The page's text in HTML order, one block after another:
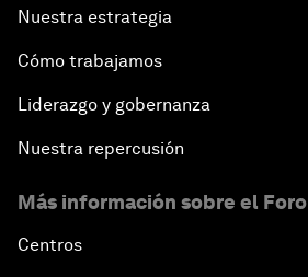
Nuestra estrategia
Cómo trabajamos
Liderazgo y gobernanza
Nuestra repercusión
Más información sobre el Foro
Centros